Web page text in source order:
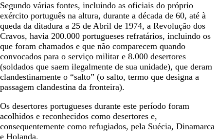
Segundo várias fontes, incluindo as oficiais do próprio
exército português na altura, durante a década de 60, até à
queda da ditadura a 25 de Abril de 1974, a Revolução dos
Cravos, havia 200.000 portugueses refratários, incluindo os
que foram chamados e que não comparecem quando
convocados para o serviço militar e 8.000 desertores
(soldados que saem ilegalmente de sua unidade), que deram
clandestinamente o “salto” (o salto, termo que designa a
passagem clandestina da fronteira).
Os desertores portugueses durante este período foram
acolhidos e reconhecidos como desertores e,
consequentemente como refugiados, pela Suécia, Dinamarca
e Holanda.